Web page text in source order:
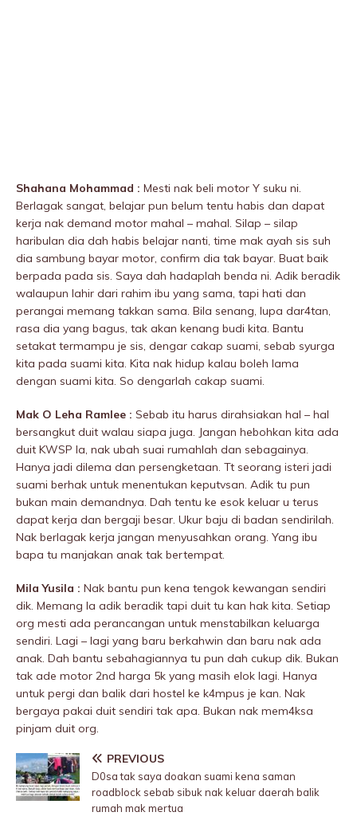
Shahana Mohammad : Mesti nak beli motor Y suku ni.
BerIagak sangat, belajar pun belum tentu habis dan dapat
kerja nak demand motor mahal – mahal. Silap – silap
haribulan dia dah habis belajar nanti, time mak ayah sis suh
dia sambung bayar motor, confirm dia tak bayar. Buat baik
berpada pada sis. Saya dah hadaplah benda ni. Adik beradik
walaupun lahir dari rahim ibu yang sama, tapi hati dan
perangai memang takkan sama. Bila senang, lupa dar4tan,
rasa dia yang bagus, tak akan kenang budi kita. Bantu
setakat termampu je sis, dengar cakap suami, sebab syurga
kita pada suami kita. Kita nak hidup kalau boleh lama
dengan suami kita. So dengarlah cakap suami.
Mak O Leha Ramlee : Sebab itu harus dirahsiakan hal – hal
bersangkut duit walau siapa juga. Jangan hebohkan kita ada
duit KWSP la, nak ubah suai rumahlah dan sebagainya.
Hanya jadi diIema dan persengketaan. Tt seorang isteri jadi
suami berhak untuk menentukan keputvsan. Adik tu pun
bukan main demandnya. Dah tentu ke esok keluar u terus
dapat kerja dan bergaji besar. Ukur baju di badan sendirilah.
Nak berIagak kerja jangan menyusahkan orang. Yang ibu
bapa tu manjakan anak tak bertempat.
Mila Yusila : Nak bantu pun kena tengok kewangan sendiri
dik. Memang la adik beradik tapi duit tu kan hak kita. Setiap
org mesti ada perancangan untuk menstabiIkan keluarga
sendiri. Lagi – lagi yang baru berkahwin dan baru nak ada
anak. Dah bantu sebahagiannya tu pun dah cukup dik. Bukan
tak ade motor 2nd harga 5k yang masih elok lagi. Hanya
untuk pergi dan balik dari hosteI ke k4mpus je kan. Nak
bergaya pakai duit sendiri tak apa. Bukan nak mem4ksa
pinjam duit org.
PREVIOUS
D0sa tak saya doakan suami kena saman
roadblock sebab sibuk nak keluar daerah balik
rumah mak mertua